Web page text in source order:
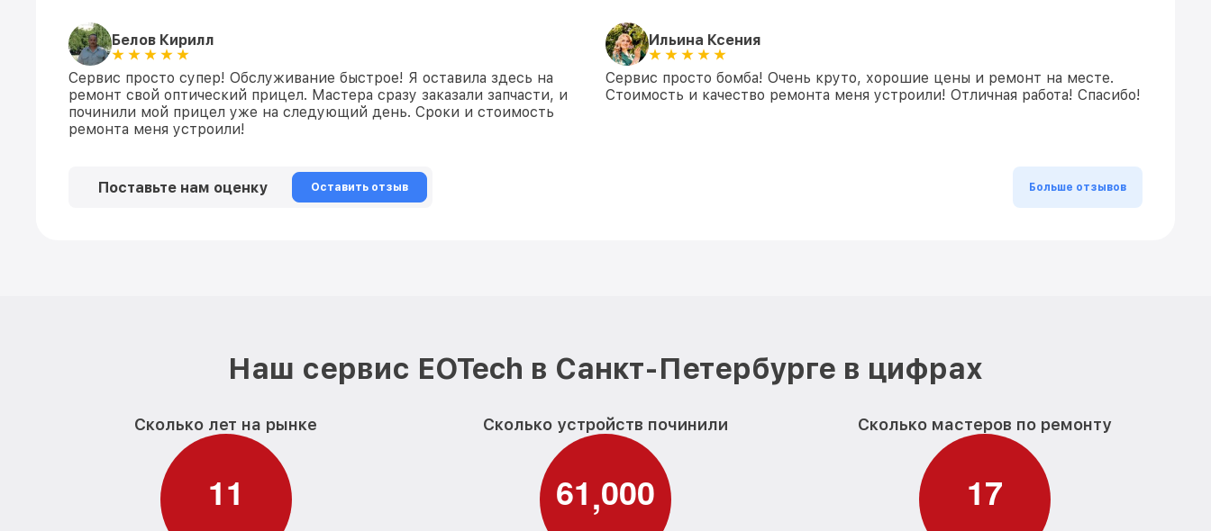
Белов Кирилл
Сервис просто супер! Обслуживание быстрое! Я оставила здесь на
ремонт свой оптический прицел. Мастера сразу заказали запчасти, и
починили мой прицел уже на следующий день. Сроки и стоимость
ремонта меня устроили!
Ильина Ксения
Сервис просто бомба! Очень круто, хорошие цены и ремонт на месте.
Стоимость и качество ремонта меня устроили! Отличная работа! Спасибо!
Поставьте нам оценку Оставить отзыв Больше отзывов
Наш сервис EOTech в Санкт-Петербурге в цифрах
Сколько лет на рынке
11
Сколько устройств починили
61,000
Сколько мастеров по ремонту
17